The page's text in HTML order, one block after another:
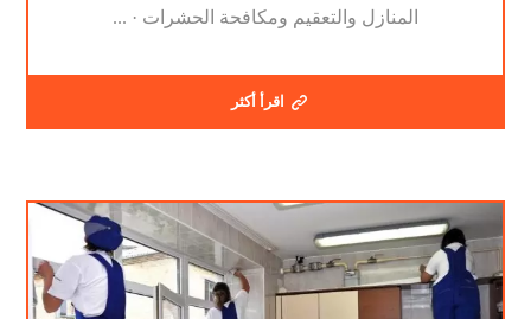
المنازل والتعقيم ومكافحة الحشرات · ...
اقرأ أكثر